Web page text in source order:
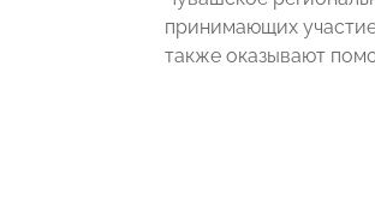
принимающих
также оказывают